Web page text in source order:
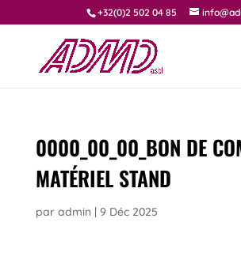
+32(0)2 502 04 85
0000_00_00_BON DE
MATÉRIEL STAND
par admin | 9 Déc 2025